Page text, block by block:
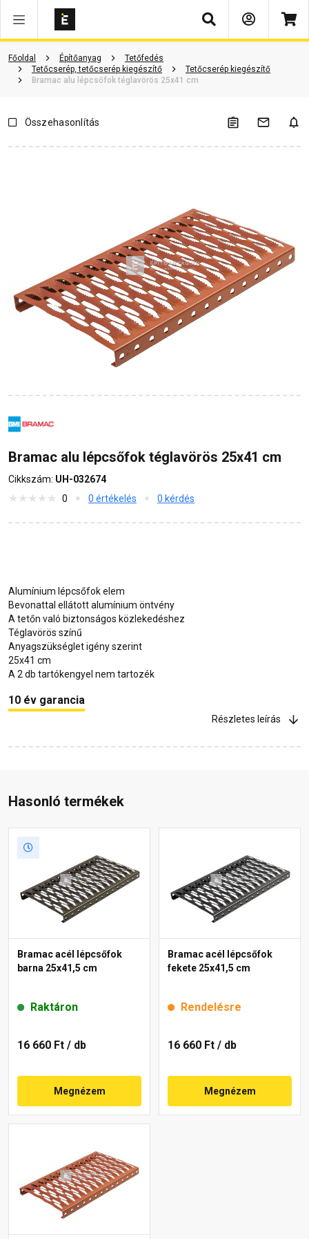
Keresés
Főoldal Építőanyag
Tetőfedés
Tetőcserép, tetőcserép kiegészítő
Tetőcserép kiegészítő
Bramac alu lépcsőfok téglavörös 25x41 cm
Vásárlói vélemények Kérdések és válaszok Kapcsolódó cikkek
Összehasonlítás
Bramac alu lépcsőfok téglavörös 25x41 cm
Cikkszám: UH-032674
0
0 értékelés 0 kérdés
Alumínium lépcsőfok elem
Bevonattal ellátott alumínium öntvény
A tetőn való biztonságos közlekedéshez
Téglavörös színű
Anyagszükséglet igény szerint
25x41 cm
A 2 db tartókengyel nem tartozék
10 év garancia
Részletes leírás
Hasonló termékek
Bramac acél lépcsőfok
barna 25x41,5 cm
Raktáron
16 660 Ft / db
Megnézem
Bramac acél lépcsőfok
fekete 25x41,5 cm
Rendelésre
16 660 Ft / db
Megnézem